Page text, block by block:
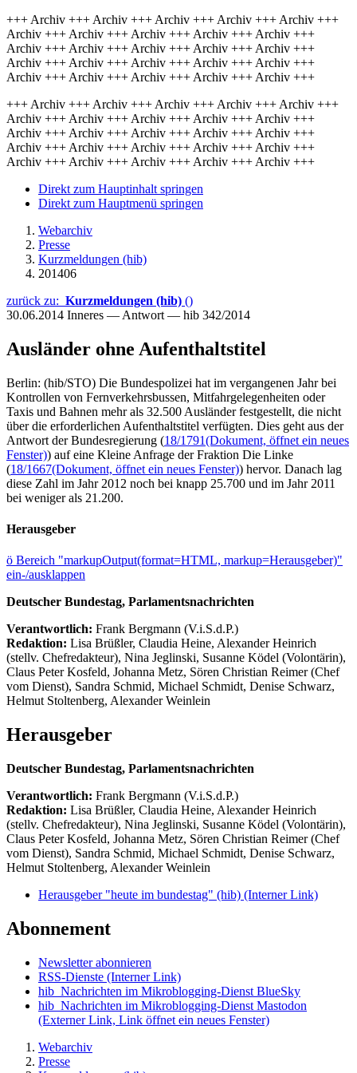
+++ Archiv +++ Archiv +++ Archiv +++ Archiv +++ Archiv +++
Archiv +++ Archiv +++ Archiv +++ Archiv +++ Archiv +++
Archiv +++ Archiv +++ Archiv +++ Archiv +++ Archiv +++
Archiv +++ Archiv +++ Archiv +++ Archiv +++ Archiv +++
Archiv +++ Archiv +++ Archiv +++ Archiv +++ Archiv +++
+++ Archiv +++ Archiv +++ Archiv +++ Archiv +++ Archiv +++
Archiv +++ Archiv +++ Archiv +++ Archiv +++ Archiv +++
Archiv +++ Archiv +++ Archiv +++ Archiv +++ Archiv +++
Archiv +++ Archiv +++ Archiv +++ Archiv +++ Archiv +++
Archiv +++ Archiv +++ Archiv +++ Archiv +++ Archiv +++
Direkt zum Hauptinhalt springen
Direkt zum Hauptmenü springen
Webarchiv
Presse
Kurzmeldungen (hib)
201406
zurück zu: Kurzmeldungen (hib) ()
30.06.2014 Inneres — Antwort — hib 342/2014
Ausländer ohne Aufenthaltstitel
Berlin: (hib/STO) Die Bundespolizei hat im vergangenen Jahr bei
Kontrollen von Fernverkehrsbussen, Mitfahrgelegenheiten oder
Taxis und Bahnen mehr als 32.500 Ausländer festgestellt, die nicht
über die erforderlichen Aufenthaltstitel verfügten. Dies geht aus der
Antwort der Bundesregierung (18/1791(Dokument, öffnet ein neues
Fenster)) auf eine Kleine Anfrage der Fraktion Die Linke
(18/1667(Dokument, öffnet ein neues Fenster)) hervor. Danach lag
diese Zahl im Jahr 2012 noch bei knapp 25.700 und im Jahr 2011
bei weniger als 21.200.
Herausgeber
ö Bereich "markupOutput(format=HTML, markup=Herausgeber)"
ein-/ausklappen
Deutscher Bundestag, Parlamentsnachrichten
Verantwortlich: Frank Bergmann (V.i.S.d.P.)
Redaktion: Lisa Brüßler, Claudia Heine, Alexander Heinrich
(stellv. Chefredakteur), Nina Jeglinski, Susanne Ködel (Volontärin),
Claus Peter Kosfeld, Johanna Metz, Sören Christian Reimer (Chef
vom Dienst), Sandra Schmid, Michael Schmidt, Denise Schwarz,
Helmut Stoltenberg, Alexander Weinlein
Herausgeber
Deutscher Bundestag, Parlamentsnachrichten
Verantwortlich: Frank Bergmann (V.i.S.d.P.)
Redaktion: Lisa Brüßler, Claudia Heine, Alexander Heinrich
(stellv. Chefredakteur), Nina Jeglinski, Susanne Ködel (Volontärin),
Claus Peter Kosfeld, Johanna Metz, Sören Christian Reimer (Chef
vom Dienst), Sandra Schmid, Michael Schmidt, Denise Schwarz,
Helmut Stoltenberg, Alexander Weinlein
Herausgeber "heute im bundestag" (hib) (Interner Link)
Abonnement
Newsletter abonnieren
RSS-Dienste (Interner Link)
hib_Nachrichten im Mikroblogging-Dienst BlueSky
hib_Nachrichten im Mikroblogging-Dienst Mastodon
(Externer Link, Link öffnet ein neues Fenster)
Webarchiv
Presse